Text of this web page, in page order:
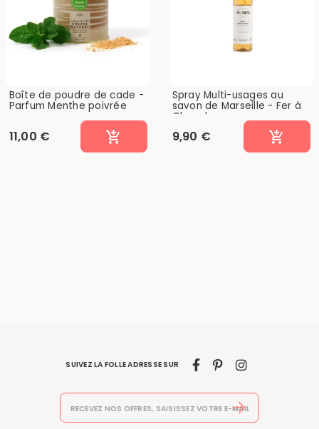
Boîte de poudre de cade -
Parfum Menthe poivrée
11,00 €
Spray Multi-usages au
savon de Marseille - Fer à
Cheval -...
9,90 €
SUIVEZ LA FOLLE ADRESSE SUR